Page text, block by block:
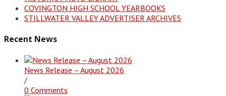
COVINGTON HIGH SCHOOL YEARBOOKS
STILLWATER VALLEY ADVERTISER ARCHIVES
Recent News
News Release – August 2026
/
0 Comments